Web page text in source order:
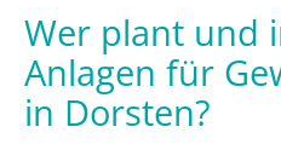
Wer plant und
Anlagen für
in Dorsten?